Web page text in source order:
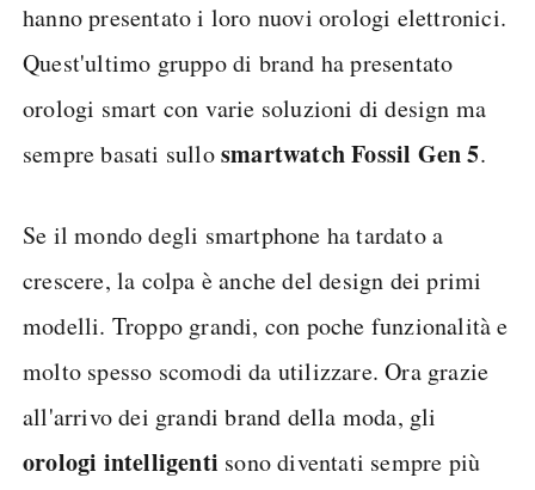
hanno presentato i loro nuovi orologi elettronici.
Quest'ultimo gruppo di brand ha presentato
orologi smart con varie soluzioni di design ma
sempre basati sullosmartwatch Fossil Gen 5.
Se il mondo degli smartphone ha tardato a
crescere, la colpa è anche del design dei primi
modelli. Troppo grandi, con poche funzionalità e
molto spesso scomodi da utilizzare. Ora grazie
all'arrivo dei grandi brand della moda, gli
orologi intelligenti sono diventati sempre più